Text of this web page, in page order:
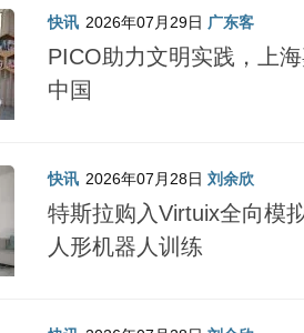
快讯 2026年07月29日 广东客
PICO助力文明实践，上
中国
快讯 2026年07月28日 刘余欣
特斯拉购入Virtuix全向模
人形机器人训练